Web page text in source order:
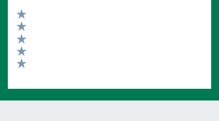
Valuta 5 stelle su 5
Valuta 4 stelle su 5
Valuta 3 stelle su 5
Valuta 2 stelle su 5